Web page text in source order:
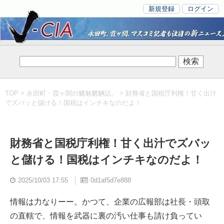
新規登録 ログイン
TOP > 永田町・霞ヶ関の魑魅魍魎話。
> 財務省と国税庁利権！甘く出汁
でズバッと儲ける！国税はインチキなのだよ！
財務省と国税庁利権！甘く出汁でズバッ
と儲ける！国税はインチキなのだよ！
2025/10/03 17:55 0d1af5d7e888
情報は力なりーー。かつて、企業の広報部は社長・頭取
の直轄で、情報を武器に裏の汚い仕事も請け負ってい